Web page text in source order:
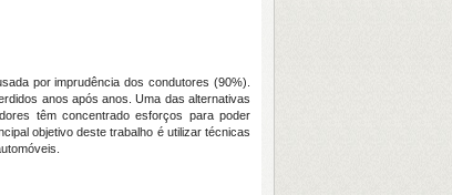
por imprudência dos condutores (90%).
anos após anos. Uma das alternativas
têm concentrado esforços para poder
objetivo deste trabalho é utilizar técnicas